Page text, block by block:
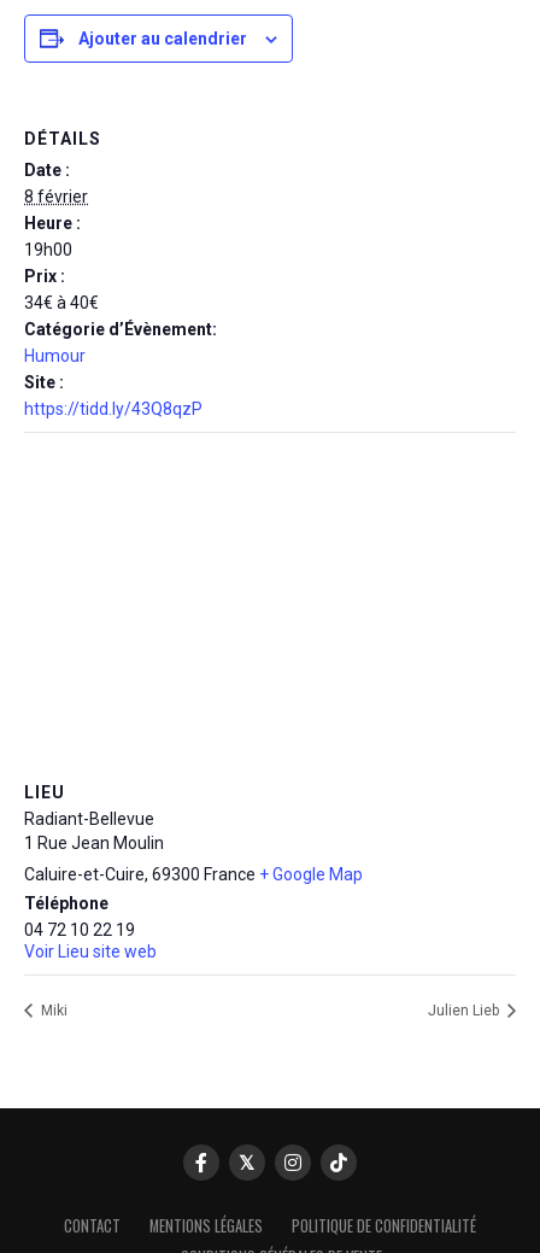
Ajouter au calendrier
DÉTAILS
Date :
8 février
Heure :
19h00
Prix :
34€ à 40€
Catégorie d’Évènement:
Humour
Site :
https://tidd.ly/43Q8qzP
LIEU
Radiant-Bellevue
1 Rue Jean Moulin
Caluire-et-Cuire, 69300 France + Google Map
Téléphone
04 72 10 22 19
Voir Lieu site web
Miki Julien Lieb
CONTACT MENTIONS LÉGALES
POLITIQUE DE CONFIDENTIALITÉ